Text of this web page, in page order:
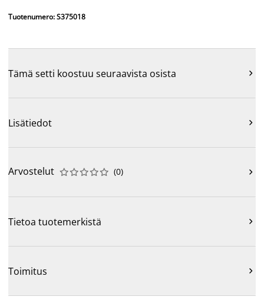
Tuotenumero: S375018
Tämä setti koostuu seuraavista osista 
Lisätiedot 
Arvostelut 




 (0) 
Tietoa tuotemerkistä 
Toimitus 